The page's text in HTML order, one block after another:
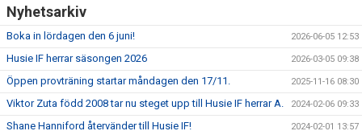
Nyhetsarkiv
Boka in lördagen den 6 juni! 2026-06-05 12:53
Husie IF herrar säsongen 2026 2026-03-05 09:38
Öppen provträning startar måndagen den 17/11. 2025-11-16 08:30
Viktor Zuta född 2008 tar nu steget upp till Husie IF herrar A. 2024-02-06 09:33
Shane Hanniford återvänder till Husie IF! 2024-02-01 13:57